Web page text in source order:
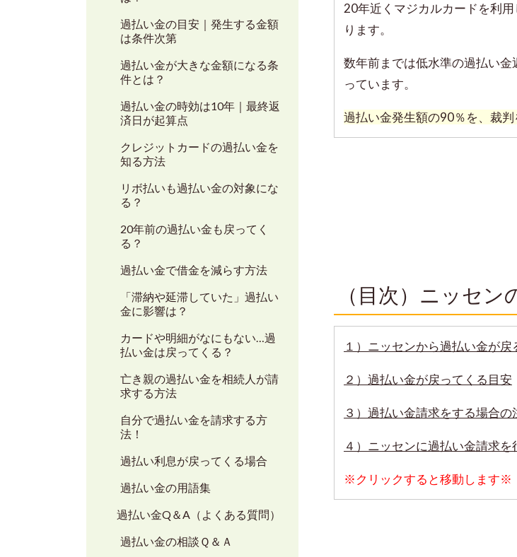
20年近くマジカルカードを利
ります。
数年前までは低水準の過払い
っています。
過払い金発生額の90％を、裁
（目次）ニッセン
１）ニッセンから過払い金が戻
２）過払い金が戻ってくる目安
３）過払い金請求をする場合の
４）ニッセンに過払い金請求を
※クリックすると移動します※
過払い金の目安｜発生する金額
は条件次第
過払い金が大きな金額になる条
件とは？
過払い金の時効は10年｜最終返
済日が起算点
クレジットカードの過払い金を
知る方法
リボ払いも過払い金の対象にな
る？
20年前の過払い金も戻ってく
る？
過払い金で借金を減らす方法
「滞納や延滞していた」過払い
金に影響は？
カードや明細がなにもない…過
払い金は戻ってくる？
亡き親の過払い金を相続人が請
求する方法
自分で過払い金を請求する方
法！
過払い利息が戻ってくる場合
過払い金の用語集
過払い金Q＆A（よくある質問）
過払い金の相談Ｑ＆Ａ